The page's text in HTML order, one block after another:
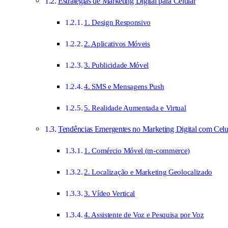
1. Design Responsivo
2. Aplicativos Móveis
3. Publicidade Móvel
4. SMS e Mensagens Push
5. Realidade Aumentada e Virtual
Tendências Emergentes no Marketing Digital com
1. Comércio Móvel (m-commerce)
2. Localização e Marketing Geolocalizado
3. Vídeo Vertical
4. Assistente de Voz e Pesquisa por Voz